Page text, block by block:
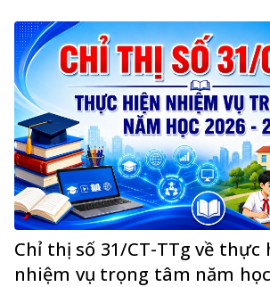
Chỉ thị số 31/CT-TTg về thực
nhiệm vụ trọng tâm năm học